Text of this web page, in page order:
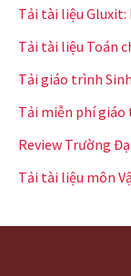
Tải tài liệu Gluxit:
Tải tài liệu Toán
Tải giáo trình
Tải miễn phí giáo
Review Trường
Tải tài liệu môn